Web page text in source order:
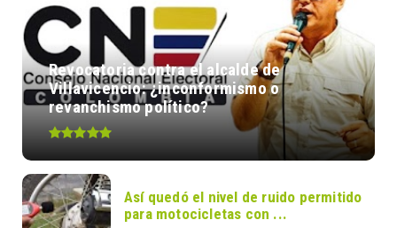
Revocatoria contra el alcalde de
Villavicencio: ¿inconformismo o
revanchismo político?
Así quedó el nivel de ruido permitido
para motocicletas con ...